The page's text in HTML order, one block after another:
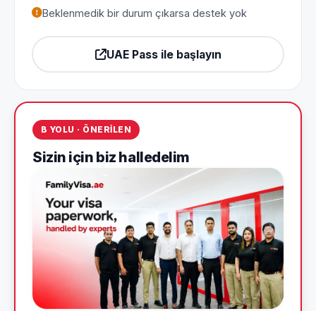
Beklenmedik bir durum çıkarsa destek yok
UAE Pass ile başlayın
B YOLU · ÖNERILEN
Sizin için biz halledelim